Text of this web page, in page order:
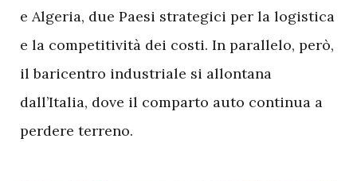
e Algeria, due Paesi strategici per la logistica
e la competitività dei costi. In parallelo, però,
il baricentro industriale si allontana
dall’Italia, dove il comparto auto continua a
perdere terreno.